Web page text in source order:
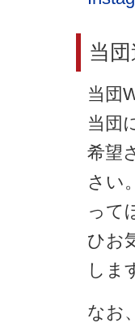
当
当団
当団
希望
さい
って
ひお
しま
なお